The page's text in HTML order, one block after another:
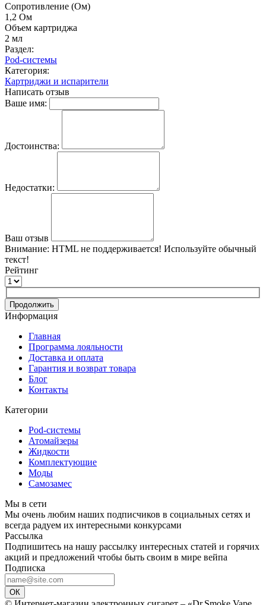
Cопротивление (Ом)
1,2 Ом
Объем картриджа
2 мл
Раздел:
Pod-системы
Категория:
Картриджи и испарители
Написать отзыв
Ваше имя:
Достоинства:
Недостатки:
Ваш отзыв
Внимание: HTML не поддерживается! Используйте обычный
текст!
Рейтинг
Продолжить
Информация
Главная
Программа лояльности
Доставка и оплата
Гарантия и возврат товара
Блог
Контакты
Категории
Pod-системы
Атомайзеры
Жидкости
Комплектующие
Моды
Самозамес
Мы в сети
Мы очень любим наших подписчиков в социальных сетях и
всегда радуем их интересными конкурсами
Рассылка
Подпишитесь на нашу рассылку интересных статей и горячих
акций и предложений чтобы быть своим в мире вейпа
Подписка
ОК